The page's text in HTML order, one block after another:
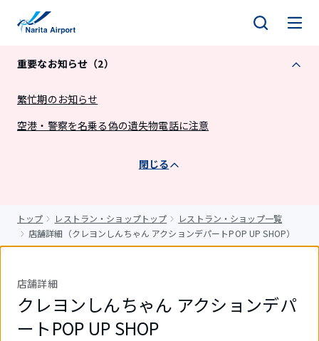
重要なお知らせ（2）
繁忙期のお知らせ
空港・警察を名乗る偽の遺失物電話に注意
閉じる
トップ レストラン・ショップトップ
レストラン・ショップ一覧
店舗詳細（クレヨンしんちゃん アクションデパートPOP UP SHOP）
店舗詳細
クレヨンしんちゃん アクションデパ
ートPOP UP SHOP